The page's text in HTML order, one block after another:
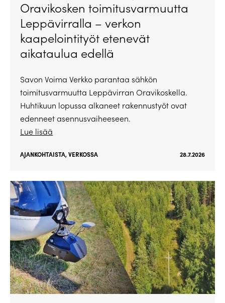
Oravikosken toimitusvarmuutta
Leppävirralla – verkon
kaapelointityöt etenevät
aikataulua edellä
Savon Voima Verkko parantaa sähkön
toimitusvarmuutta Leppävirran Oravikoskella.
Huhtikuun lopussa alkaneet rakennustyöt ovat
edenneet asennusvaiheeseen.
Lue lisää
AJANKOHTAISTA,VERKOSSA 28.7.2026